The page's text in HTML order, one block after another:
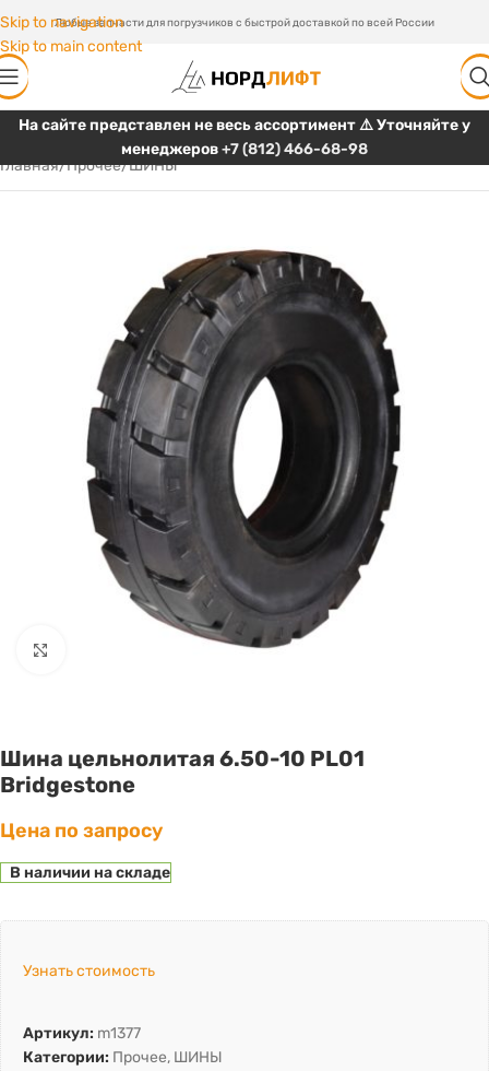
Skip to navigation
Skip to main content
Любые запчасти для погрузчиков с быстрой доставкой по всей России
На сайте представлен не весь ассортимент ⚠️ Уточняйте у
менеджеров+7 (812) 466-68-98
Главная/Прочее/ШИНЫ
Шина цельнолитая 6.50-10 PL01
Bridgestone
Цена по запросу
В наличии на складе
Узнать стоимость
Артикул: m1377
Категории: Прочее, ШИНЫ